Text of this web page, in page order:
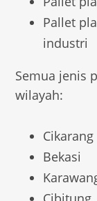
Pallet
industri
Semua jenis
wilayah:
Cikarang
Bekasi